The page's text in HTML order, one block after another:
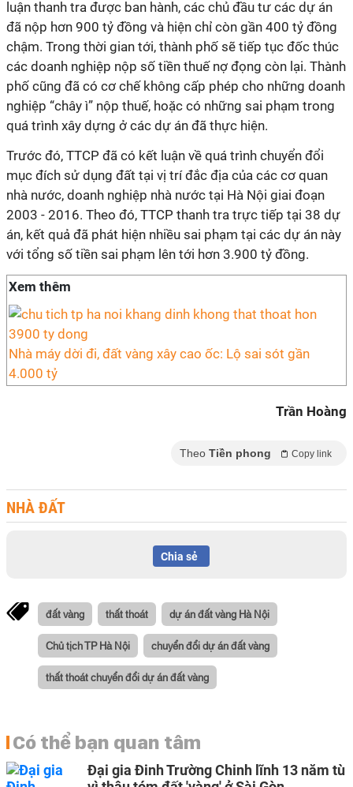
luận thanh tra được ban hành, các chủ đầu tư các dự án
đã nộp hơn 900 tỷ đồng và hiện chỉ còn gần 400 tỷ đồng
chậm. Trong thời gian tới, thành phố sẽ tiếp tục đốc thúc
các doanh nghiệp nộp số tiền thuế nợ đọng còn lại. Thành
phố cũng đã có cơ chế không cấp phép cho những doanh
nghiệp “chây ì” nộp thuế, hoặc có những sai phạm trong
quá trình xây dựng ở các dự án đã thực hiện.
Trước đó, TTCP đã có kết luận về quá trình chuyển đổi
mục đích sử dụng đất tại vị trí đắc địa của các cơ quan
nhà nước, doanh nghiệp nhà nước tại Hà Nội giai đoạn
2003 - 2016. Theo đó, TTCP thanh tra trực tiếp tại 38 dự
án, kết quả đã phát hiện nhiều sai phạm tại các dự án này
với tổng số tiền sai phạm lên tới hơn 3.900 tỷ đồng.
Xem thêm
Nhà máy dời đi, đất vàng xây cao ốc: Lộ sai sót gần
4.000 tỷ
Trần Hoàng
Theo Tiền phong Copy link
NHÀ ĐẤT
Chia sẻ
đất vàng thất thoát dự án đất vàng Hà Nội
Chủ tịch TP Hà Nội chuyển đổi dự án đất vàng
thất thoát chuyển đổi dự án đất vàng
Có thể bạn quan tâm
Đại gia Đinh Trường Chinh lĩnh 13 năm tù